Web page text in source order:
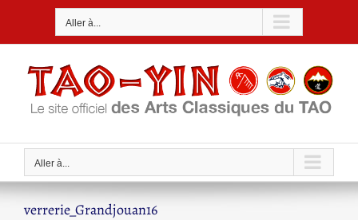
Aller à...
Aller à...
verrerie_Grandjouan16